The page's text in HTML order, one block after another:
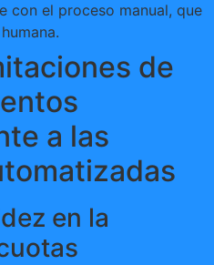
con el proceso manual, que
de
a las
en la